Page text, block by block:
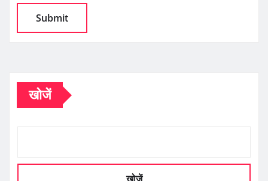
खोजें
खोजें